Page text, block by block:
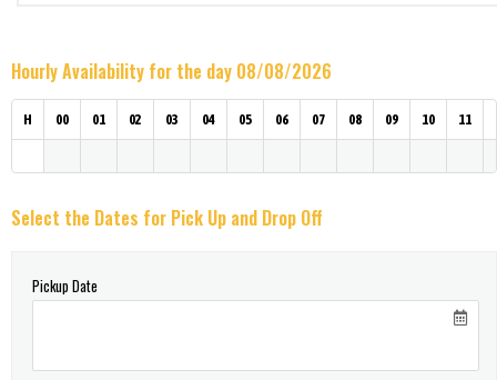
Hourly Availability for the day 08/08/2026
H 00 01 02 03 04 05 06 07 08 09 10 11
Select the Dates for Pick Up and Drop Off
Pickup Date